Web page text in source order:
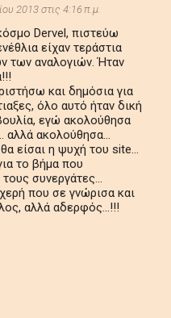
2013 στις 4:16 π.μ.
Dervel, πιστεύω
είχαν τεράστια
των αναλογιών. Ήταν
και δημόσια για
όλο αυτό ήταν δική
εγώ ακολούθησα
αλλά ακολούθησα...
είσαι η ψυχή του site...
το βήμα που
συνεργάτες...
που σε γνώρισα και
αλλά αδερφός...!!!